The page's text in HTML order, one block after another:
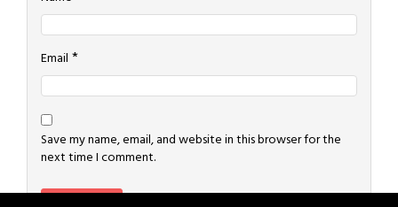
Email *
Save my name, email, and website in this browser for the
next time I comment.